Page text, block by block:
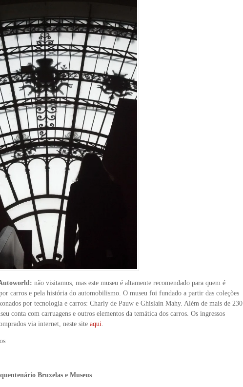
não visitamos, mas este museu é altamente recomendado para quem é
carros e pela história do automobilismo. O museu foi fundado a partir das coleções
por tecnologia e carros: Charly de Pauw e Ghislain Mahy. Além de mais de 230
conta com carruagens e outros elementos da temática dos carros. Os ingressos
via internet, neste site aqui.
Bruxelas e Museus